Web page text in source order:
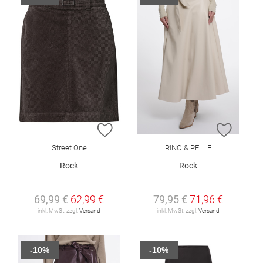
ZUR WUNSCHLISTE HINZUFÜGEN
Street One
Rock
69,99 € 62,99 €
inkl. MwSt. zzgl.Versand
ZUR
RINO & PELLE
Rock
79,95 €71,96 €
inkl. MwSt. zzgl.Versand
-10% -10%